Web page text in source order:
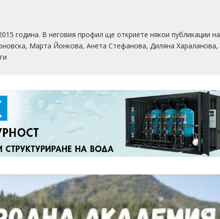
година. В неговия профил ще откриете някои публикации на
Марта Йонкова, Анета Стефанова, Диляна Хараланова,